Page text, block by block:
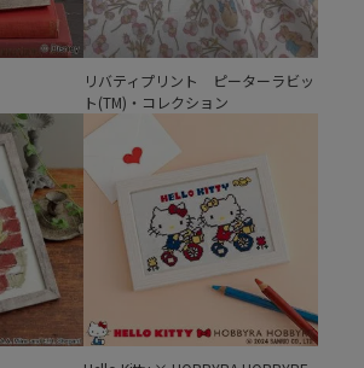
リバティプリント ピーターラビッ
ト(TM)・コレクション